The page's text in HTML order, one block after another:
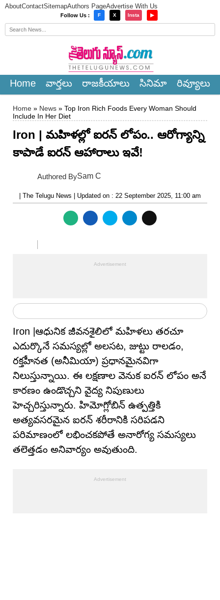
AboutContactSitemapAuthors PageAdvertise With Us
Follow Us : F X Insta ▶
Home వార్త‌లు రాజ‌కీయాలు సినిమా రివ్యూలు
Home » News » Top Iron Rich Foods Every Woman Should
Include In Her Diet
Iron | మహిళల్లో ఐరన్ లోపం.. ఆరోగ్యాన్ని
కాపాడే ఐరన్ ఆహారాలు ఇవే!
Authored BySam C
| The Telugu News | Updated on : 22 September 2025, 11:00 am
Iron |ఆధునిక జీవనశైలిలో మహిళలు తరచూ
ఎదుర్కొనే సమస్యల్లో అలసట, జుట్టు రాలడం,
రక్తహీనత (అనీమియా) ప్రధానమైనవిగా
నిలుస్తున్నాయి. ఈ లక్షణాల వెనుక ఐరన్ లోపం అనే
కారణం ఉండొచ్చని వైద్య నిపుణులు
హెచ్చరిస్తున్నారు. హిమోగ్లోబిన్ ఉత్పత్తికి
అత్యవసరమైన ఐరన్ శరీరానికి సరిపడని
పరిమాణంలో లభించకపోతే అనారోగ్య సమస్యలు
తలెత్తడం అనివార్యం అవుతుంది.